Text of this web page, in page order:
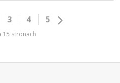
3 4 5
15 stronach